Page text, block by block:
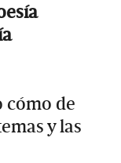
cómo de
y las